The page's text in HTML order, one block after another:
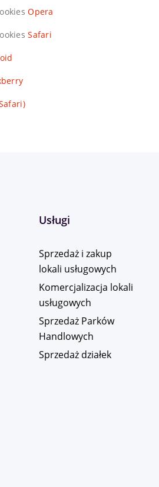
Opera
Safari
Usługi
Sprzedaż i zakup
lokali usługowych
Komercjalizacja lokali
usługowych
Sprzedaż Parków
Handlowych
Sprzedaż działek